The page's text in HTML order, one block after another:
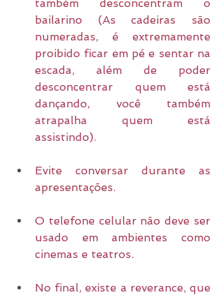
também desconcentram o
bailarino (As cadeiras são
numeradas, é extremamente
proibido ficar em pé e sentar na
escada, além de poder
desconcentrar quem está
dançando, você também
atrapalha quem está
assistindo).
Evite conversar durante as
apresentações.
O telefone celular não deve ser
usado em ambientes como
cinemas e teatros.
No final, existe a reverance, que